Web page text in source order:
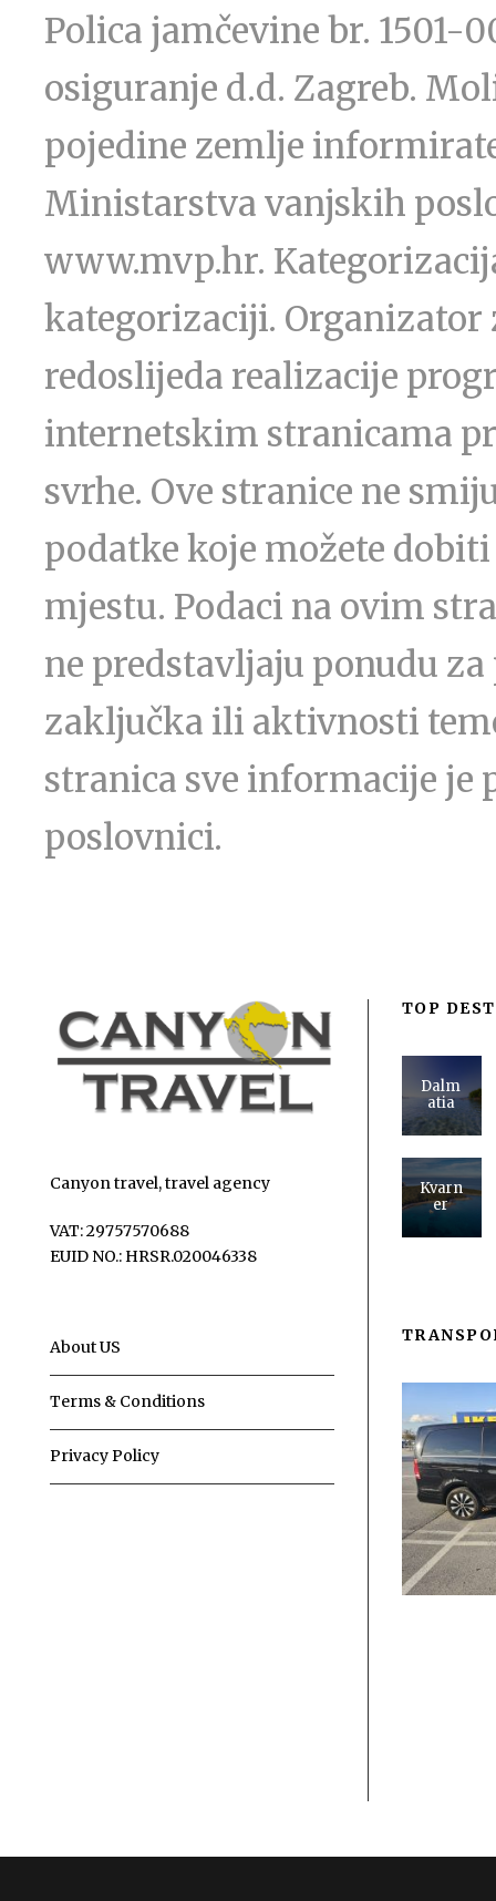
Polica jamčevine br. 1501-
osiguranje d.d. Zagreb.
pojedine zemlje
Ministarstva vanjskih
www.mvp.hr.
kategorizaciji. Organizator
redoslijeda realizacije
internetskim stranicama
svrhe. Ove stranice ne
podatke koje možete
mjestu. Podaci na ovim
ne predstavljaju ponudu
zaključka ili aktivnosti
stranica sve informacije je
poslovnici.
Canyon travel, travel agency
VAT: 29757570688
EUID NO.: HRSR.020046338
About US
Terms & Conditions
Privacy Policy
TOP
Dalm
atia
Kvarn
er